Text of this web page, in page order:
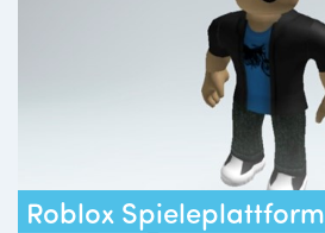
Roblox Spieleplattform